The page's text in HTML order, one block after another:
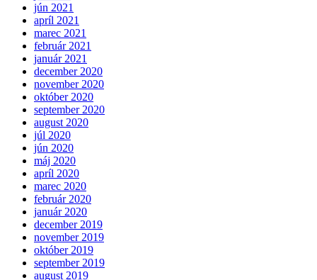
jún 2021
apríl 2021
marec 2021
február 2021
január 2021
december 2020
november 2020
október 2020
september 2020
august 2020
júl 2020
jún 2020
máj 2020
apríl 2020
marec 2020
február 2020
január 2020
december 2019
november 2019
október 2019
september 2019
august 2019